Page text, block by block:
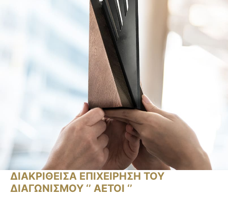
ΔΙΑΚΡΙΘΕΙΣΑ ΕΠΙΧΕΙΡΗΣΗ ΤΟΥ
ΔΙΑΓΩΝΙΣΜΟΥ ‘’ ΑΕΤΟΙ ‘’